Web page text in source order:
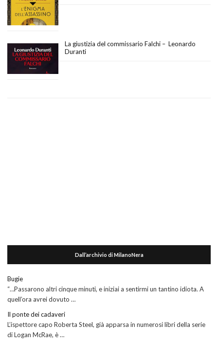
La giustizia del commissario Falchi – Leonardo
Duranti
Dall’archivio di MilanoNera
Bugie
“…Passarono altri cinque minuti, e iniziai a sentirmi un tantino idiota. A
quell’ora avrei dovuto …
Il ponte dei cadaveri
L’ispettore capo Roberta Steel, già apparsa in numerosi libri della serie
di Logan McRae, è …